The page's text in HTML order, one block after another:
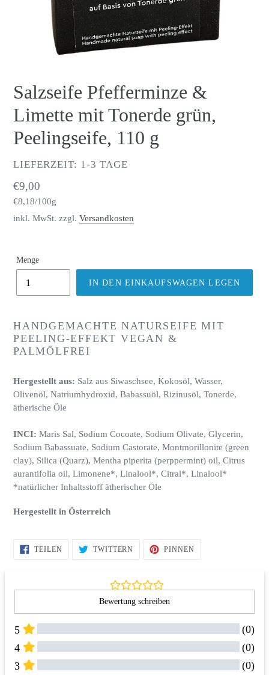
Salzseife Pfefferminze &
Limette mit Tonerde grün,
Peelingseife, 110 g
VERKÄUFER
LIEFERZEIT: 1-3 TAGE
Normaler
Preis
€9,00
Einzelpreis
€8,18/pro
100g
inkl. MwSt. zzgl. Versandkosten
Menge
IN DEN EINKAUFSWAGEN LEGEN
wird
zum
Warenkorb
HANDGEMACHTE NATURSEIFE MIT
PEELING-EFFEKT VEGAN &
PALMÖLFREI
Hergestellt aus: Salz aus Siwaschsee, Kokosöl, Wasser,
Olivenöl, Natriumhydroxid, Babassuöl, Rizinusöl, Tonerde,
ätherische Öle
INCI: Maris Sal, Sodium Cocoate, Sodium Olivate, Glycerin,
Sodium Babassuate, Sodium Castorate, Montmorillonite (green
clay), Silica (Quarz), Mentha piperita (perppermint) oil, Citrus
aurantifolia oil, Limonene*, Linalool*, Citral*, Linalool*
*natürlicher Inhaltsstoff ätherischer Öle
Hergestellt in Österreich
TEILENAUF
FACEBOOK
TWITTERN AUF
TWITTER
PINNEN
Bewertung schreiben
5
(0)
4
(0)
3
(0)